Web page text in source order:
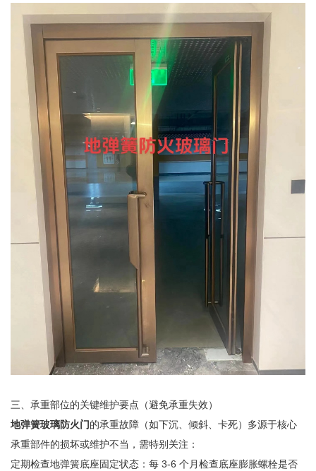
三、承重部位的关键维护要点（避免承重失效）
地弹簧玻璃防火门的承重故障（如下沉、倾斜、卡死）多源于核心
承重部件的损坏或维护不当，需特别关注：
定期检查地弹簧底座固定状态：每 3-6 个月检查底座膨胀螺栓是否